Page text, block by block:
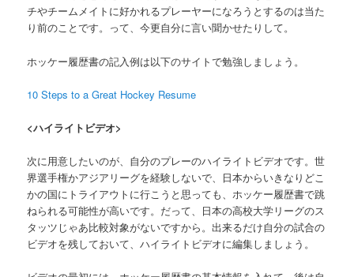
チやチームメイトに好かれるプレーヤーになろうとするのは当た
り前のことです。って、今更自分に言い聞かせたりして。
ホッケー履歴書の記入例は以下のサイトで勉強しましょう。
10 Steps to a Great Hockey Resume
<ハイライトビデオ>
次に用意したいのが、自分のプレーのハイライトビデオです。世
界選手権かアジアリーグを経験しないで、日本からいきなりどこ
かの国にトライアウトに行こうと思っても、ホッケー履歴書で跳
ねられる可能性が高いです。だって、日本の高校大学リーグのス
タッツじゃあ比較対象がないですから。出来るだけ自分の試合の
ビデオを残しておいて、ハイライトビデオに編集しましょう。